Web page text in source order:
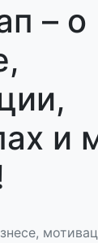
– о
и